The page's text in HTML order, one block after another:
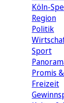
Köln-
Region
Politik
Sport
Promis
Freizeit